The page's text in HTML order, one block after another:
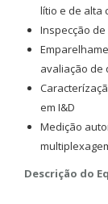
lítio e de alta
Inspecção
avaliação de
em I&D
Medição
Descrição do